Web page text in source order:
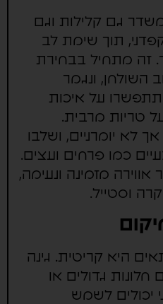
גם קלילות וגם
תוך שימת לב
זה מתחיל בבחירת
ונגמר
על איכות
טריות מרבית.
יומרניים, ושלבו
כמו פרחים ועצים.
מזמינה ונעימה,
וסטייל.
היא קריטית. גינה
גדולים או
יכולים לשמש